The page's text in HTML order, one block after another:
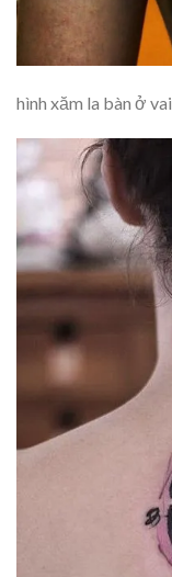
hình xăm la bàn ở vai